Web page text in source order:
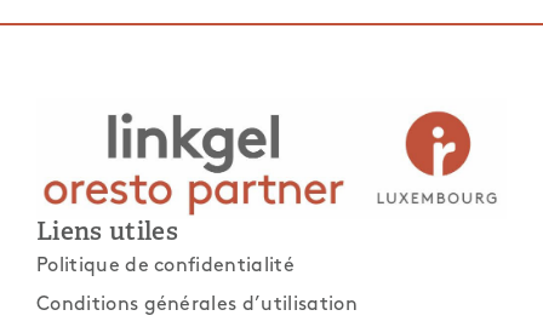
Liens utiles
Politique de confidentialité
Conditions générales d’utilisation